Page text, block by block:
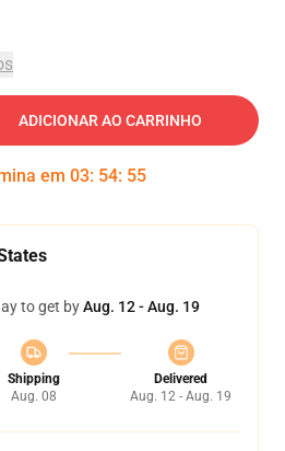
ADICIONAR AO CARRINHO
em 03: 54: 54
to get byAug. 12 - Aug. 19
Shipping
Aug. 08
Delivered
Aug. 12 - Aug. 19